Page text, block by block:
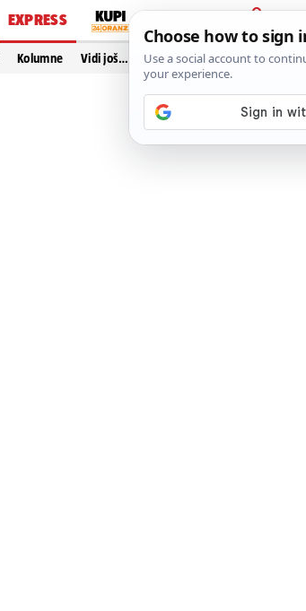
EXPRESS
PRIJAVA
Kolumne Vidi još…